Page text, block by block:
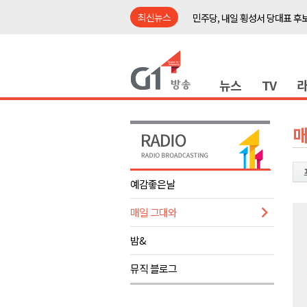
최신뉴스
민주당, 내일 횡성서 당대표 후
춘천시립 '장애아동전담어린이
양양군, 21일까지 '초등학생 틈
강원개발공사, 공기업 평가 2
도-시군 첫 간담회..우상호 "하
동해안 폭우..도로 잠기고 고립
민주당, 내일 횡성서 당대표 후
철원 백마고지역~월정리역 경원
어젯밤 원주 아파트 정전..천 백
뉴스 TV
예감좋은날
매일 그대와
밤&
뮤직 블로그